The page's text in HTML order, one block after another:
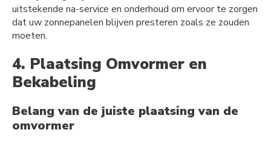
uitstekende na-service en onderhoud om ervoor te zorgen
dat uw zonnepanelen blijven presteren zoals ze zouden
moeten.
4. Plaatsing Omvormer en
Bekabeling
Belang van de juiste plaatsing van de
omvormer